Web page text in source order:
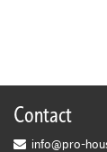
Contact
info@pro-